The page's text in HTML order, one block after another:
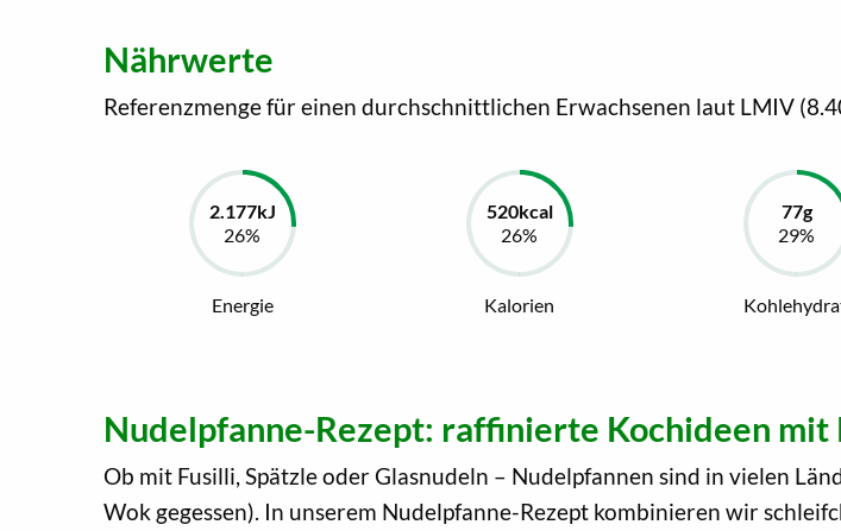
Nährwerte
Referenzmenge für einen durchschnittlichen Erwachsenen laut LMIV
Energie Kalorien
Nudelpfanne-Rezept: raffinierte Kochideen mit
Ob mit Fusilli, Spätzle oder Glasnudeln – Nudelpfannen sind in vielen
Wok gegessen). In unserem Nudelpfanne-Rezept kombinieren wir